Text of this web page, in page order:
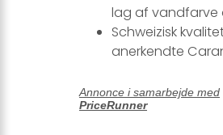
lag af vandfarve
Schweizisk
anerkendte
Annonce i samarbejde med
PriceRunner